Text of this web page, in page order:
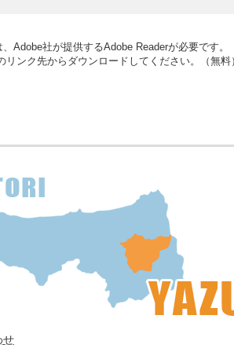
Adobe社が提供するAdobe Readerが必要です。
ンク先からダウンロードしてください。（無料
せ